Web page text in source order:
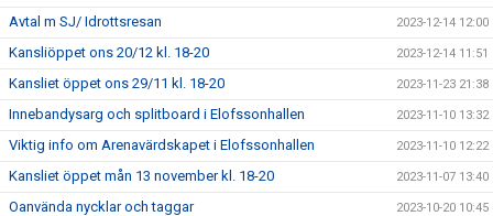
Avtal m SJ/ Idrottsresan 2023-12-14 12:00
Kansliöppet ons 20/12 kl. 18-20 2023-12-14 11:51
Kansliet öppet ons 29/11 kl. 18-20 2023-11-23 21:38
Innebandysarg och splitboard i Elofssonhallen 2023-11-10 13:32
Viktig info om Arenavärdskapet i Elofssonhallen 2023-11-10 12:22
Kansliet öppet mån 13 november kl. 18-20 2023-11-07 13:40
Oanvända nycklar och taggar 2023-10-20 10:45